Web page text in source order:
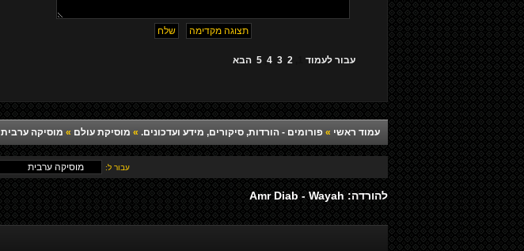
עבור לעמוד 2
3
4
5 הבא
עמוד ראשי » פורומים - הורדות, סיקורים, מידע ועדכונים. » מוסיקת עולם » מוסיקה ערבית
עבור ל:
להורדה: Amr Diab - Wayah